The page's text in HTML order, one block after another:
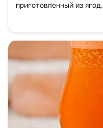
приготовленный из ягод.